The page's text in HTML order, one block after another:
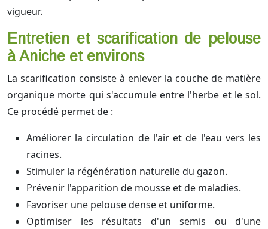
vigueur.
Entretien et scarification de pelouse
à Aniche et environs
La scarification consiste à enlever la couche de matière
organique morte qui s'accumule entre l'herbe et le sol.
Ce procédé permet de :
Améliorer la circulation de l'air et de l'eau vers les
racines.
Stimuler la régénération naturelle du gazon.
Prévenir l'apparition de mousse et de maladies.
Favoriser une pelouse dense et uniforme.
Optimiser les résultats d'un semis ou d'une